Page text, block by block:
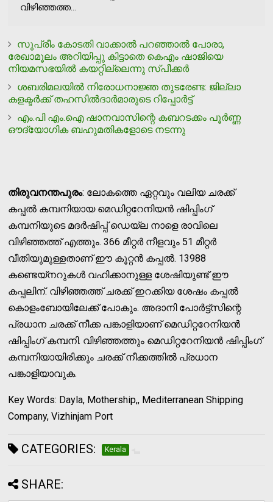
വിഴിഞ്ഞത്ത...
സുപ്രീം കോടതി വാക്കാല്‍ പറഞ്ഞാല്‍ പോരാ,
രേഖാമൂലം അറിയിപ്പു കിട്ടാതെ കെഎം ഷാജിയെ
നിയമസഭയില്‍ കയറ്റില്ലെന്നു സ്പീക്കര്‍
ശബരിമലയില്‍ നിരോധനാജ്ഞ തുടരേണ്ട: ജില്ലാ
കളക്ടര്‍ക്ക് തഹസില്‍ദാര്‍മാരുടെ റിപ്പോര്‍ട്ട്
എം.പി എം.ഐ ഷാനവാസിന്റെ കബറടക്കം പൂര്‍ണ്ണ
ഔദ്യോഗിക ബഹുമതികളോടെ നടന്നു
തിരുവനന്തപുരം: ലോകത്തെ ഏറ്റവും വലിയ ചരക്ക്
കപ്പല്‍ കമ്പനിയായ മെഡിറ്ററേനിയന്‍ ഷിപ്പിംഗ്
കമ്പനിയുടെ മദര്‍ഷിപ്പ് ഡെയ്‌ല നാളെ രാവിലെ
വിഴിഞ്ഞത്ത് എത്തും. 366 മീറ്റര്‍ നീളവും 51 മീറ്റര്‍
വീതിയുമുള്ളതാണ് ഈ കൂറ്റന്‍ കപ്പല്‍. 13988
കണ്ടെയ്‌നറുകള്‍ വഹിക്കാനുള്ള ശേഷിയുണ്ട് ഈ
കപ്പലിന്. വിഴിഞ്ഞത്ത് ചരക്ക് ഇറക്കിയ ശേഷം കപ്പല്‍
കൊളംബോയിലേക്ക് പോകും. അദാനി പോര്‍ട്ട്‌സിന്റെ
പ്രധാന ചരക്ക് നീക്ക പങ്കാളിയാണ് മെഡിറ്ററേനിയന്‍
ഷിപ്പിംഗ് കമ്പനി. വിഴിഞ്ഞത്തും മെഡിറ്ററേനിയന്‍ ഷിപ്പിംഗ്
കമ്പനിയായിരിക്കും ചരക്ക് നീക്കത്തില്‍ പ്രധാന
പങ്കാളിയാവുക.
Key Words: Dayla, Mothership,, Mediterranean Shipping
Company, Vizhinjam Port
CATEGORIES: Kerala
SHARE: